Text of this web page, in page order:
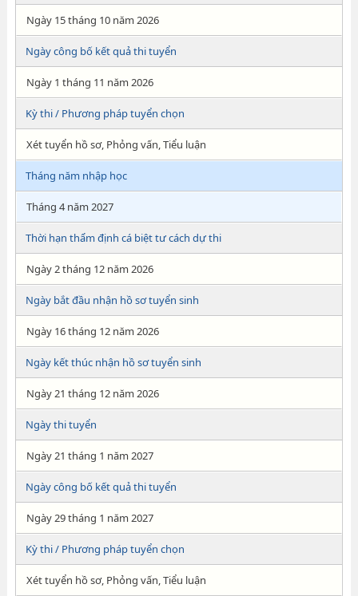
Ngày 15 tháng 10 năm 2026
Ngày công bố kết quả thi tuyển
Ngày 1 tháng 11 năm 2026
Kỳ thi / Phương pháp tuyển chọn
Xét tuyển hồ sơ, Phỏng vấn, Tiểu luận
Tháng năm nhập học
Tháng 4 năm 2027
Thời hạn thẩm định cá biệt tư cách dự thi
Ngày 2 tháng 12 năm 2026
Ngày bắt đầu nhận hồ sơ tuyển sinh
Ngày 16 tháng 12 năm 2026
Ngày kết thúc nhận hồ sơ tuyển sinh
Ngày 21 tháng 12 năm 2026
Ngày thi tuyển
Ngày 21 tháng 1 năm 2027
Ngày công bố kết quả thi tuyển
Ngày 29 tháng 1 năm 2027
Kỳ thi / Phương pháp tuyển chọn
Xét tuyển hồ sơ, Phỏng vấn, Tiểu luận